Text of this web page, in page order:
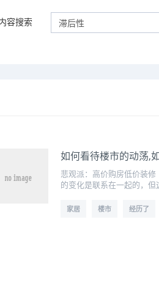
容搜索
如何看待楼市的动荡,
悲观派：高价购房低价装
的变化是联系在一起的，但
家居 楼市 经历了